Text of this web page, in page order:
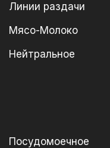
Линии раздачи
Мясо-Молоко
Нейтральное
Посудомоечное